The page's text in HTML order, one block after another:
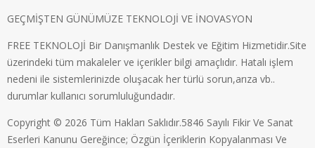
GEÇMİŞTEN GÜNÜMÜZE TEKNOLOJİ VE İNOVASYON
FREE TEKNOLOJİ Bir Danışmanlık Destek ve Eğitim Hizmetidir.Site
üzerindeki tüm makaleler ve içerikler bilgi amaçlıdır. Hatalı işlem
nedeni ile sistemlerinizde oluşacak her türlü sorun,arıza vb..
durumlar kullanıcı sorumluluğundadır.
Copyright © 2026 Tüm Hakları Saklıdır.5846 Sayılı Fikir Ve Sanat
Eserleri Kanunu Gereğince; Özgün İçeriklerin Kopyalanması Ve